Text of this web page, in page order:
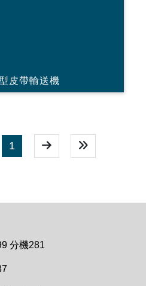
皮帶輸送機
1
分機281